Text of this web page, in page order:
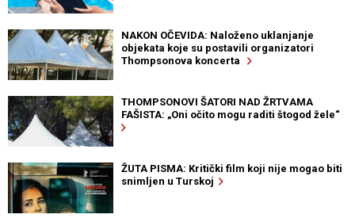
NAKON OČEVIDA: Naloženo uklanjanje
objekata koje su postavili organizatori
Thompsonova koncerta
THOMPSONOVI ŠATORI NAD ŽRTVAMA
FAŠISTA: „Oni očito mogu raditi štogod žele“
ŽUTA PISMA: Kritički film koji nije mogao biti
snimljen u Turskoj